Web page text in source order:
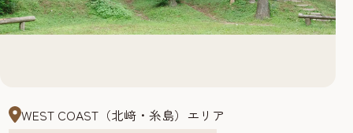
WEST COAST（北﨑・糸島）エリア